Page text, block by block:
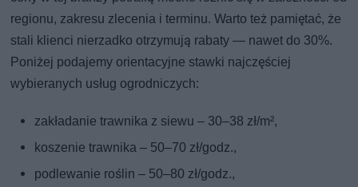
regionu, zakresu zlecenia i terminu. Warto też pamiętać, że
stali klienci nierzadko otrzymują rabaty — nawet do 30%.
Poniżej podajemy orientacyjne stawki najczęściej
wybieranych usług ogrodniczych:
zakładanie trawnika z siewu – 30–38 zł/m²,
koszenie trawnika – 50–70 zł/godz.,
podlewanie roślin – 50–80 zł/godz.,